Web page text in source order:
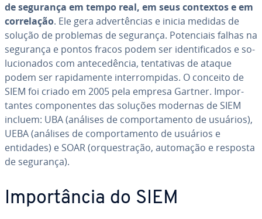
de segurança em tempo real, em seus contextos e em
cor­re­la­ção. Ele gera ad­ver­tên­cias e inicia medidas de
solução de problemas de segurança. Po­ten­ci­ais falhas na
segurança e pontos fracos podem ser iden­ti­fi­ca­dos e so­
lu­ci­o­na­dos com an­te­ce­dên­cia, ten­ta­ti­vas de ataque
podem ser ra­pi­da­mente in­ter­rom­pi­das. O conceito de
SIEM foi criado em 2005 pela empresa Gartner. Im­por­
tan­tes com­po­nen­tes das soluções modernas de SIEM
incluem: UBA (análises de com­por­ta­mento de usuários),
UEBA (análises de com­por­ta­mento de usuários e
entidades) e SOAR (or­ques­tra­ção, automação e resposta
de segurança).
Im­por­tân­cia do SIEM